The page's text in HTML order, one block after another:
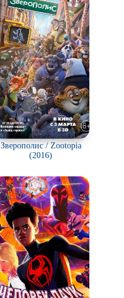
Зверополис / Zootopia
(2016)